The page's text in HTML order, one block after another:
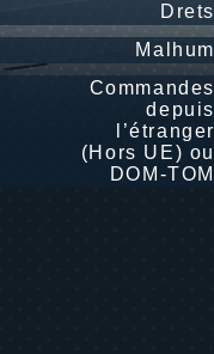
Drets
Malhum
Commandes
depuis
l’étranger
(Hors UE) ou
DOM-TOM